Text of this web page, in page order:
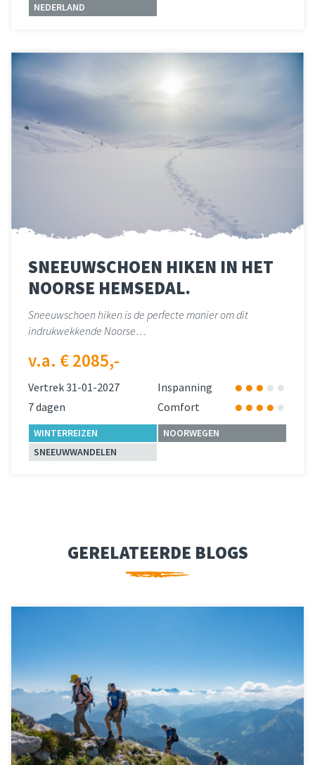
NEDERLAND
SNEEUWSCHOEN HIKEN IN HET
NOORSE HEMSEDAL.
Sneeuwschoen hiken is de perfecte manier om dit
indrukwekkende Noorse…
v.a. € 2085,-
Vertrek 31-01-2027
Inspanning
7 dagen
Comfort
WINTERREIZEN
NOORWEGEN
SNEEUWWANDELEN
GERELATEERDE BLOGS